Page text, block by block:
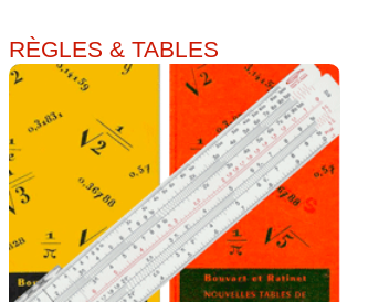
RÈGLES & TABLES